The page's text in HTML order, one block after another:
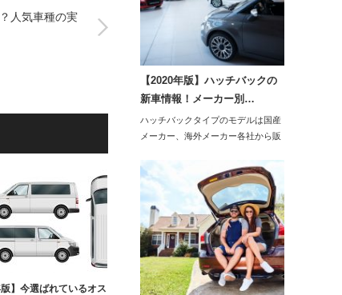
人気車種の実
版】今選ばれているオス
【2020年版】ハッチバックの
新車情報！メーカー別…
ハッチバックタイプのモデルは国産
メーカー、海外メーカー各社から販